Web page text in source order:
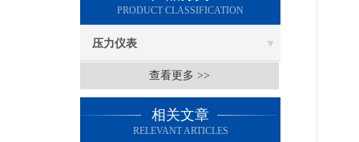
PRODUCT CLASSIFICATION
压力仪表
查看更多 >>
相关文章
RELEVANT ARTICLES